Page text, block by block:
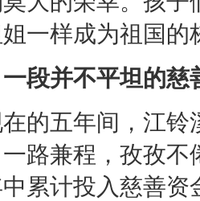
一样成为祖国的
段并不平坦的慈
五年间， 江铃
路兼程，孜孜
累计投入慈善资